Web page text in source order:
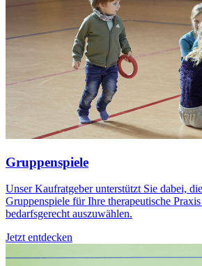
Gruppenspiele
Unser Kaufratgeber unterstützt Sie dabei,
Gruppenspiele für Ihre therapeutische
bedarfsgerecht auszuwählen.
Jetzt entdecken